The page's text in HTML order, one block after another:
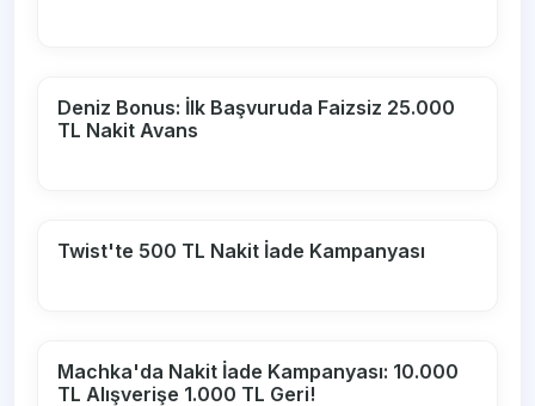
Deniz Bonus: İlk Başvuruda Faizsiz 25.000
TL Nakit Avans
Twist'te 500 TL Nakit İade Kampanyası
Machka'da Nakit İade Kampanyası: 10.000
TL Alışverişe 1.000 TL Geri!